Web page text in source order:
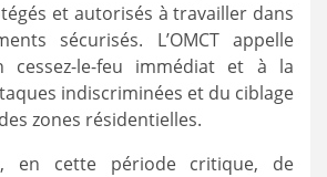
et autorisés à travailler dans
sécurisés. L’OMCT appelle
cessez-le-feu immédiat et à la
indiscriminées et du ciblage
zones résidentielles.
en cette période critique, de